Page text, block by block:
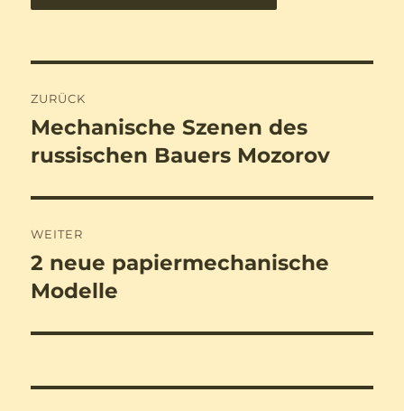
ZURÜCK
Vorheriger
Beitrag:
Mechanische Szenen des
russischen Bauers Mozorov
WEITER
Nächster
Beitrag:
2 neue papiermechanische
Modelle